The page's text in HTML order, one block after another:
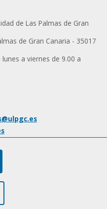
de Las Palmas de Gran
de Gran Canaria - 35017
a viernes de 9.00 a